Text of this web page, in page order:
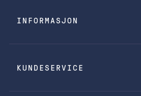
INFORMASJON
KUNDESERVICE